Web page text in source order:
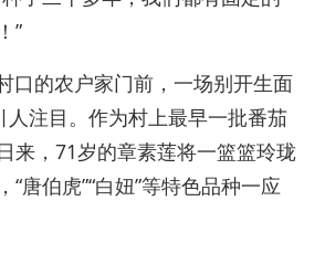
”
口的农户家门前，一场别开生面
人注目。作为村上最早一批番茄
来，71岁的章素莲将一篮篮玲珑
“唐伯虎”“白妞”等特色品种一应